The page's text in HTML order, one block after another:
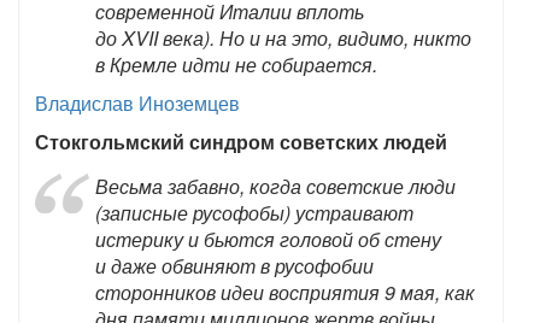
современной Италии вплоть
до XVII века). Но и на это, видимо, никто
в Кремле идти не собирается.
Владислав Иноземцев
Стокгольмский синдром советских людей
Весьма забавно, когда советские люди
(записные русофобы) устраивают
истерику и бьются головой об стену
и даже обвиняют в русофобии
сторонников идеи восприятия 9 мая, как